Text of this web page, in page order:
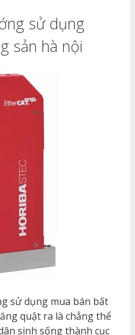
sử dụng
sản hà nội
sử dụng mua bán bất
quật ra là chẳng thể
sinh sống thành cục